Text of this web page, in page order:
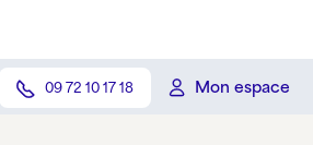
09 72 10 17 18 Mon espace